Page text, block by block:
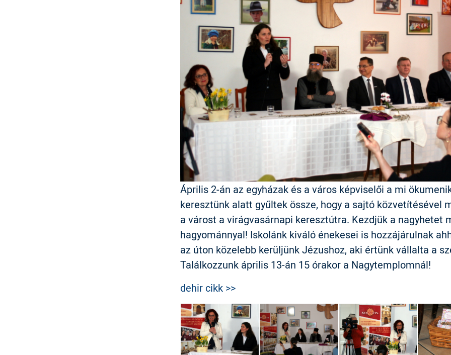
Április 2-án az egyházak és a város képviselői a mi
keresztünk alatt gyűltek össze, hogy a sajtó közvetítésével
a várost a virágvasárnapi keresztútra. Kezdjük a nagyhetet
hagyománnyal! Iskolánk kiváló énekesei is hozzájárulnak
az úton közelebb kerüljünk Jézushoz, aki értünk vállalta a
Találkozzunk április 13-án 15 órakor a Nagytemplomnál!
dehir cikk >>